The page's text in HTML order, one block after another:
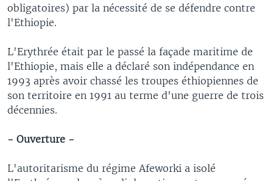
obligatoires) par la nécessité de se défendre contre
l'Ethiopie.
L'Erythrée était par le passé la façade maritime de
l'Ethiopie, mais elle a déclaré son indépendance en
1993 après avoir chassé les troupes éthiopiennes de
son territoire en 1991 au terme d'une guerre de trois
décennies.
- Ouverture -
L'autoritarisme du régime Afeworki a isolé